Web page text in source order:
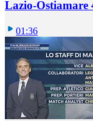
Lazio-Ostiamare
01:36